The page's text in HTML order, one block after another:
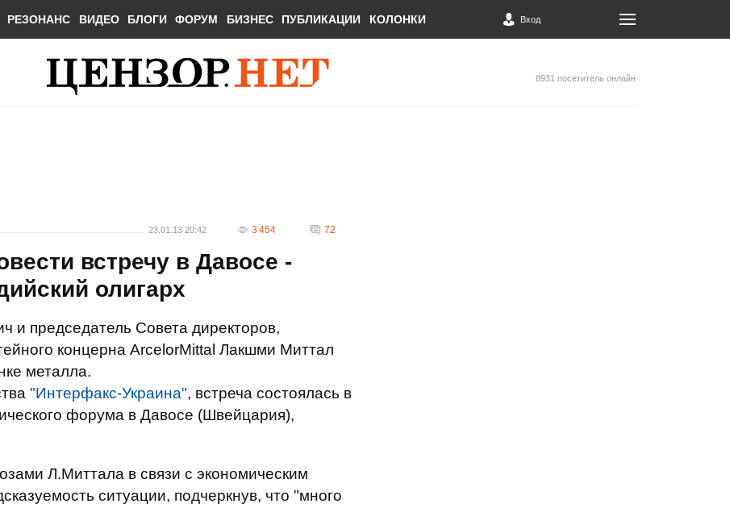
РЕЗОНАНС ВИДЕО БЛОГИ ФОРУМ БИЗНЕС ПУБЛИКАЦИИ КОЛОНКИ Вход
8931 посетитель онлайн
23.01.13 20:42 3 454 72
встречу в Давосе -
олигарх
и председатель Совета директоров,
концерна ArcelorMittal Лакшми Миттал
металла.
"Интерфакс-Украина", встреча состоялась в
форума в Давосе (Швейцария),
Л.Миттала в связи с экономическим
ситуации, подчеркнув, что "много